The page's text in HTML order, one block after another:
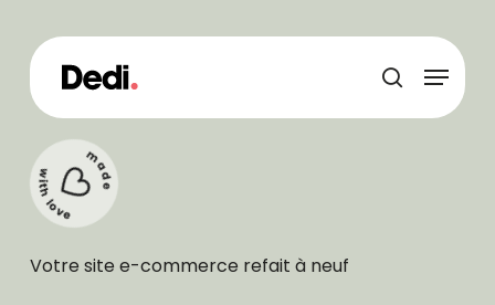
main
content
recherche
Menu
Votre site e-commerce refait à neuf